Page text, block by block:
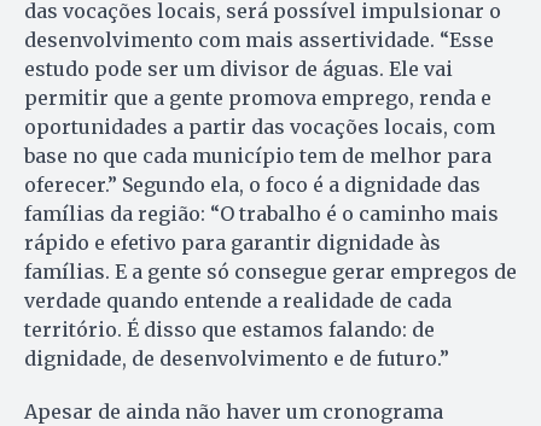
das vocações locais, será possível impulsionar o
desenvolvimento com mais assertividade. “Esse
estudo pode ser um divisor de águas. Ele vai
permitir que a gente promova emprego, renda e
oportunidades a partir das vocações locais, com
base no que cada município tem de melhor para
oferecer.” Segundo ela, o foco é a dignidade das
famílias da região: “O trabalho é o caminho mais
rápido e efetivo para garantir dignidade às
famílias. E a gente só consegue gerar empregos de
verdade quando entende a realidade de cada
território. É disso que estamos falando: de
dignidade, de desenvolvimento e de futuro.”
Apesar de ainda não haver um cronograma